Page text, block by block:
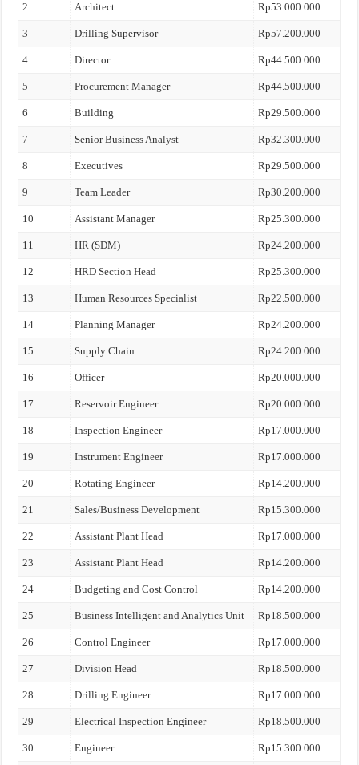
2 Architect Rp53.000.000
3 Drilling Supervisor Rp57.200.000
4 Director Rp44.500.000
5 Procurement Manager Rp44.500.000
6 Building Rp29.500.000
7 Senior Business Analyst Rp32.300.000
8 Executives Rp29.500.000
9 Team Leader Rp30.200.000
10 Assistant Manager Rp25.300.000
11 HR (SDM) Rp24.200.000
12 HRD Section Head Rp25.300.000
13 Human Resources Specialist Rp22.500.000
14 Planning Manager Rp24.200.000
15 Supply Chain Rp24.200.000
16 Officer Rp20.000.000
17 Reservoir Engineer Rp20.000.000
18 Inspection Engineer Rp17.000.000
19 Instrument Engineer Rp17.000.000
20 Rotating Engineer Rp14.200.000
21 Sales/Business Development Rp15.300.000
22 Assistant Plant Head Rp17.000.000
23 Assistant Plant Head Rp14.200.000
24 Budgeting and Cost Control Rp14.200.000
25 Business Intelligent and Analytics Unit Rp18.500.000
26 Control Engineer Rp17.000.000
27 Division Head Rp18.500.000
28 Drilling Engineer Rp17.000.000
29 Electrical Inspection Engineer Rp18.500.000
30 Engineer Rp15.300.000